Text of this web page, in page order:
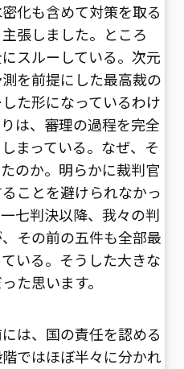
化も含めて対策を取る
張しました。ところ
スルーしている。次元
を前提にした最高裁の
た形になっているわけ
は、審理の過程を完全
まっている。なぜ、そ
のか。明らかに裁判官
ことを避けられなかっ
七判決以降、我々の判
その前の五件も全部最
いる。そうした大きな
た思います。
は、国の責任を認める
ではほぼ半々に分かれ